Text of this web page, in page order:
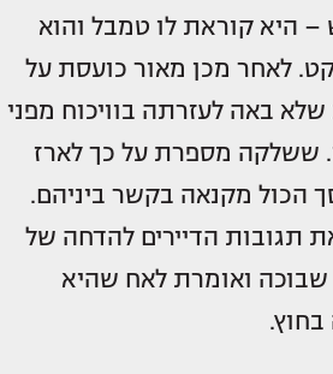
היא קוראת לו טמבל והוא
לאחר מכן מאור כועסת על
באה לעזרתה בוויכוח מפני
ששלקה מספרת על כך לארז
הכול מקנאה בקשר ביניהם.
תגובות הדיירים להדחה של
שבוכה ואומרת לאח שהיא